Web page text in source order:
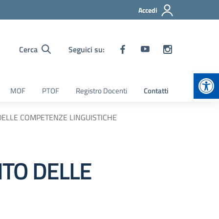
Accedi
Cerca Seguici su:
MOF PTOF Registro Docenti Contatti
COMPETENZE LINGUISTICHE
DELLE